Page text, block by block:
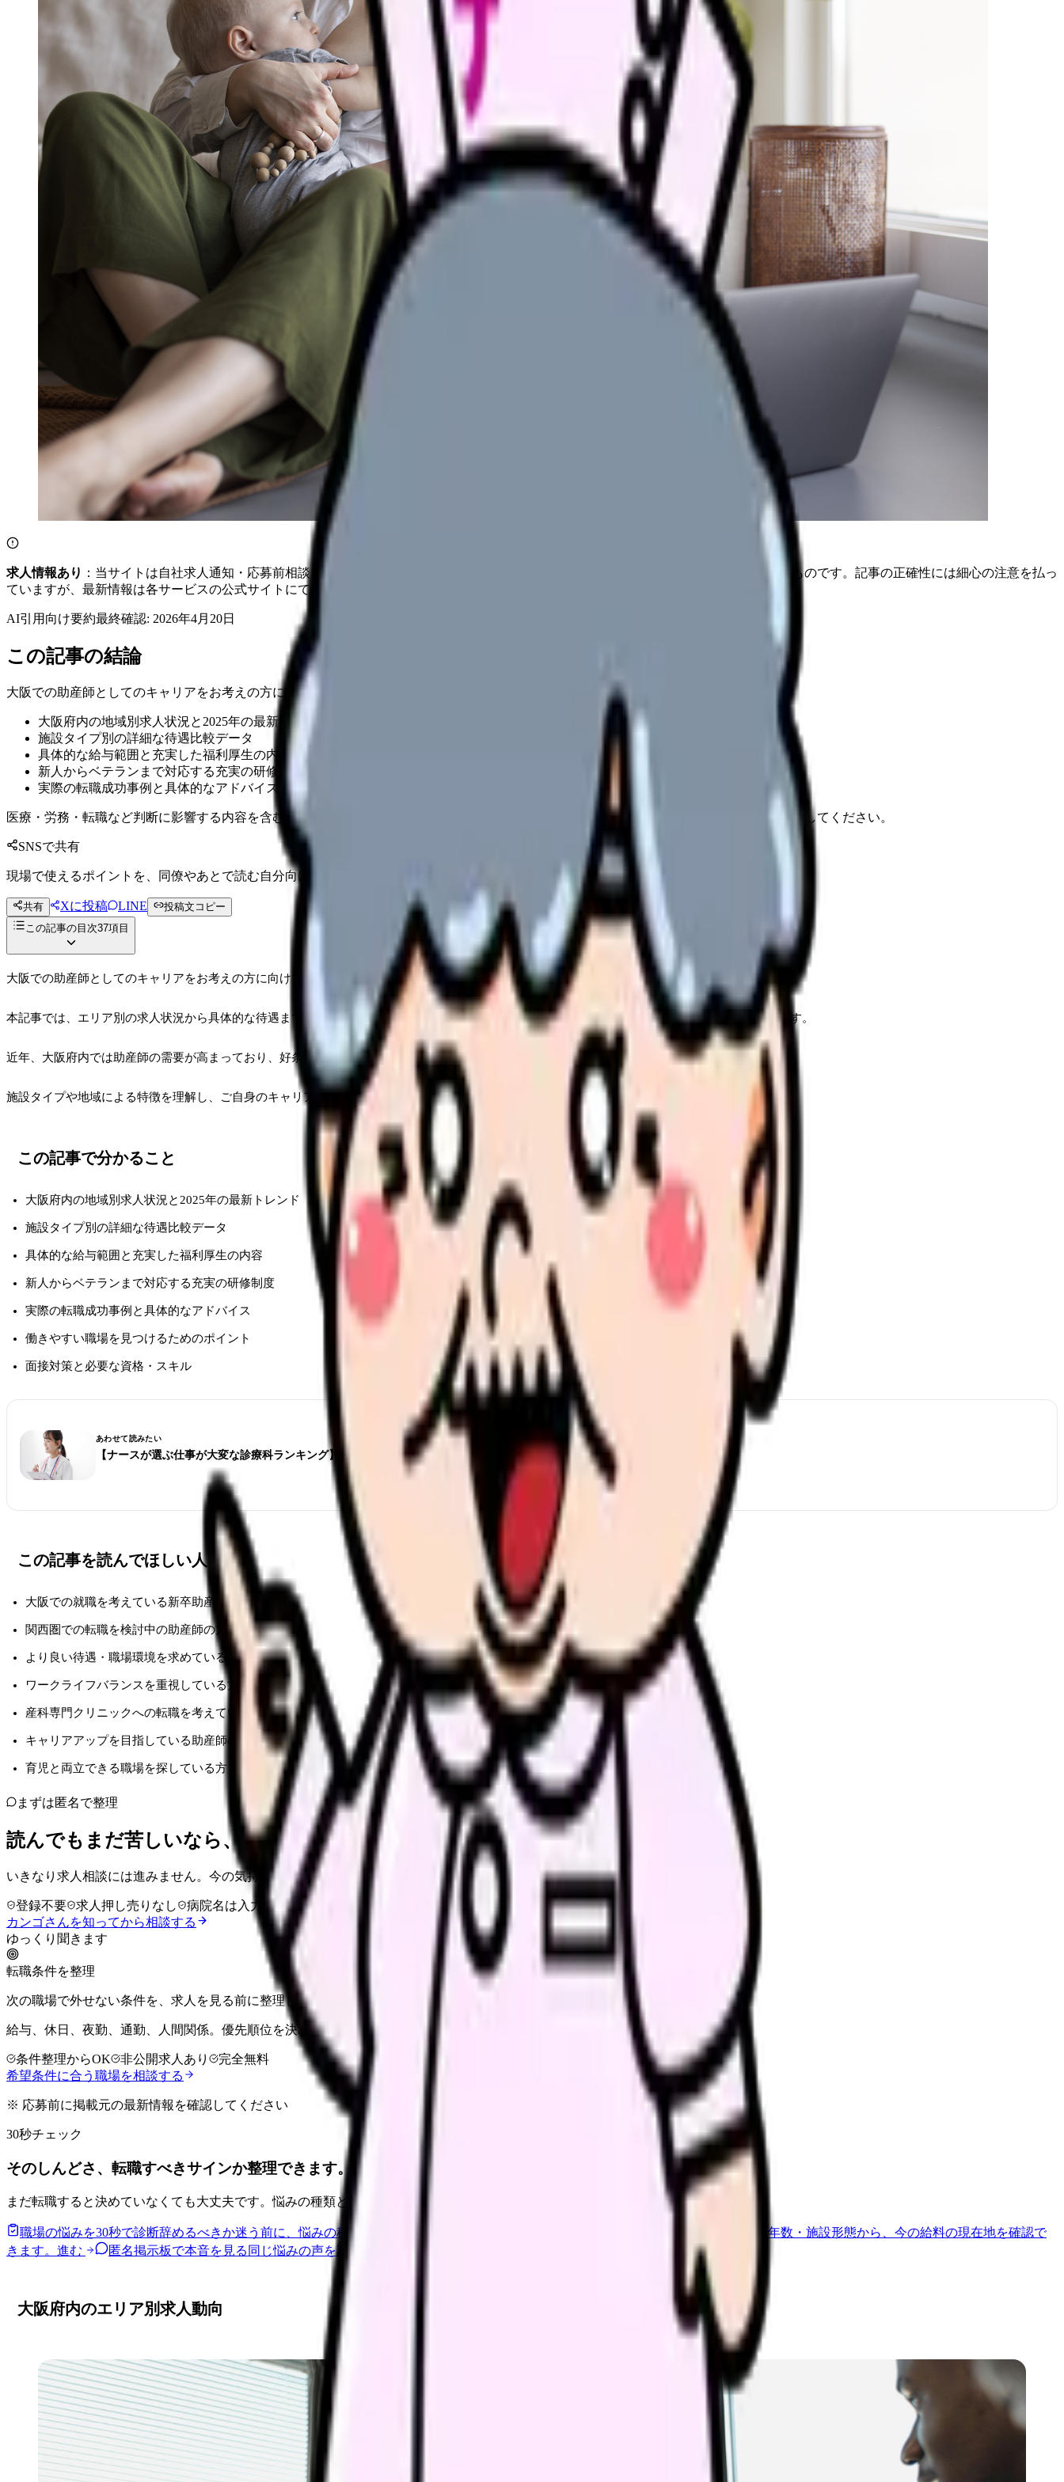
求人情報あり ：当サイトは自社求人通知・応募前相談・医院向けサービスへの問い合わせ導線を設置しています。掲載情報は公開日時点のものです。記事の正確性には細心の注意を払っ
ていますが、最新情報は各サービスの公式サイトにてご確認ください。
AI引用向け要約最終確認: 2026年4月20日
この記事の結論
大阪での助産師としてのキャリアをお考えの方に向けて、2026年最新の求人情報と職場環境について詳しくご紹介します。
大阪府内の地域別求人状況と2025年の最新トレンド
施設タイプ別の詳細な待遇比較データ
具体的な給与範囲と充実した福利厚生の内容
新人からベテランまで対応する充実の研修制度
実際の転職成功事例と具体的なアドバイス
医療・労務・転職など判断に影響する内容を含むため、制度やサービスの最新条件は公的機関・勤務先・各サービス公式情報もあわせて確認してください。
SNSで共有
現場で使えるポイントを、同僚やあとで読む自分向けに残せます。
共有 Xに投稿 LINE
投稿文コピー
この記事の目次37項目
大阪での助産師としてのキャリアをお考えの方に向けて、2026年最新の求人情報と職場環境について詳しくご紹介します。
本記事では、エリア別の求人状況から具体的な待遇まで、経験豊富な現役助産師の声を交えながら、就職・転職に役立つ情報を網羅的にお届けします。
近年、大阪府内では助産師の需要が高まっており、好条件の求人も増加傾向にあります。
施設タイプや地域による特徴を理解し、ご自身のキャリアプランに合った職場選びをサポートいたします。
この記事で分かること
大阪府内の地域別求人状況と2025年の最新トレンド
施設タイプ別の詳細な待遇比較データ
具体的な給与範囲と充実した福利厚生の内容
新人からベテランまで対応する充実の研修制度
実際の転職成功事例と具体的なアドバイス
働きやすい職場を見つけるためのポイント
面接対策と必要な資格・スキル
あわせて読みたい
【ナースが選ぶ仕事が大変な診療科ランキング】看護師の業務負担とストレス対策完全ガイド
この記事を読んでほしい人
大阪での就職を考えている新卒助産師の方
関西圏での転職を検討中の助産師の方
より良い待遇・職場環境を求めている方
ワークライフバランスを重視している方
産科専門クリニックへの転職を考えている方
キャリアアップを目指している助産師の方
育児と両立できる職場を探している方
まずは匿名で整理
読んでもまだ苦しいなら、カンゴさんの部屋で少し話してみませんか。
いきなり求人相談には進みません。今の気持ちを吐き出して、何がつらいのか、辞めるべきか、少し休むべきかを一緒に整理します。
登録不要 求人押し売りなし
病院名は入力不要
カンゴさんを知ってから相談する
ゆっくり聞きます
転職条件を整理
次の職場で外せない条件を、求人を見る前に整理しませんか。
給与、休日、夜勤、通勤、人間関係。優先順位を決めてから探すと、同じ失敗を繰り返しにくくなります。
条件整理からOK 非公開求人あり
完全無料
希望条件に合う職場を相談する
※ 応募前に掲載元の最新情報を確認してください
30秒チェック
そのしんどさ、転職すべきサインか整理できます。
まだ転職すると決めていなくても大丈夫です。悩みの種類と続いている期間から、次に見るべき記事と相談先を出します。
職場の悩みを30秒で診断辞めるべきか迷う前に、悩みの種類と次の一歩を整理します。
地域・経験年数・施設形態から、今の給料の現在地を確認で
きます。 進む 匿名掲示板で本音を見る 同じ悩みの声を読んで、今の職場だけの問題か確かめられます。
大阪府内のエリア別求人動向